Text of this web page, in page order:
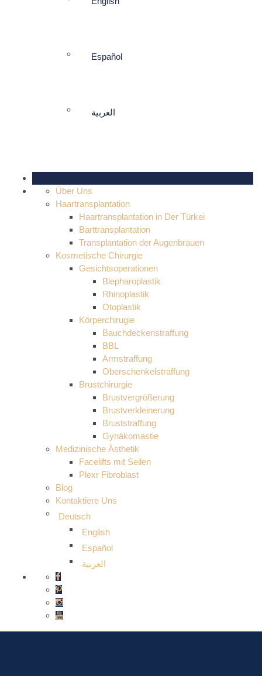
Español
العربية
Über Uns
Haartransplantation
Haartransplantation in Der Türkei
Barttransplantation
Transplantation der Augenbrauen
Kosmetische Chirurgie
Gesichtsoperationen
Blepharoplastik
Rhinoplastik
Otoplastik
Körperchirugie
Bauchdeckenstraffung
BBL
Armstraffung
Oberschenkelstraffung
Brustchirurgie
Brustvergrößerung
Brustverkleinerung
Bruststraffung
Gynäkomastie
Medizinische Ästhetik
Facelifts mit Seilen
Plexr Fibroblast
Blog
Kontaktiere Uns
Deutsch
English
Español
العربية